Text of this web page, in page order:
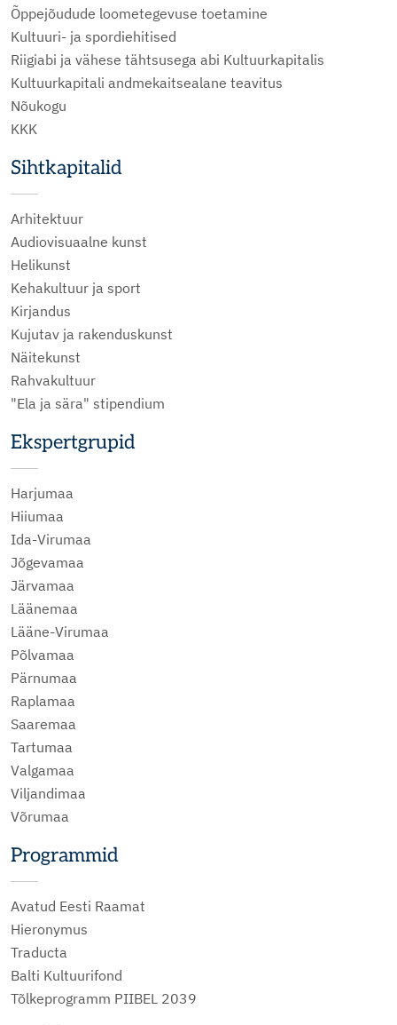
Õppejõudude loometegevuse toetamine
Kultuuri- ja spordiehitised
Riigiabi ja vähese tähtsusega abi Kultuurkapitalis
Kultuurkapitali andmekaitsealane teavitus
Nõukogu
KKK
Sihtkapitalid
Arhitektuur
Audiovisuaalne kunst
Helikunst
Kehakultuur ja sport
Kirjandus
Kujutav ja rakenduskunst
Näitekunst
Rahvakultuur
"Ela ja sära" stipendium
Ekspertgrupid
Harjumaa
Hiiumaa
Ida-Virumaa
Jõgevamaa
Järvamaa
Läänemaa
Lääne-Virumaa
Põlvamaa
Pärnumaa
Raplamaa
Saaremaa
Tartumaa
Valgamaa
Viljandimaa
Võrumaa
Programmid
Avatud Eesti Raamat
Hieronymus
Traducta
Balti Kultuurifond
Tõlkeprogramm PIIBEL 2039